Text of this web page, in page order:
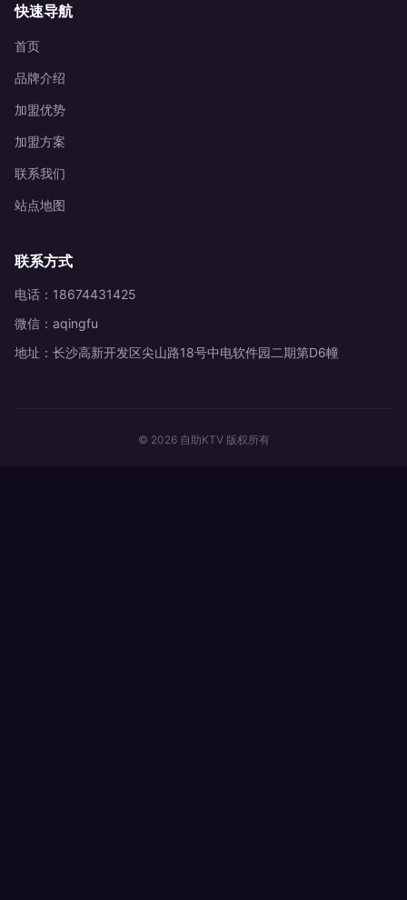
快速导航
首页
品牌介绍
加盟优势
加盟方案
联系我们
站点地图
联系方式
电话：18674431425
微信：aqingfu
地址：长沙高新开发区尖山路18号中电软件园二期第D6幢
© 2026 自助KTV 版权所有